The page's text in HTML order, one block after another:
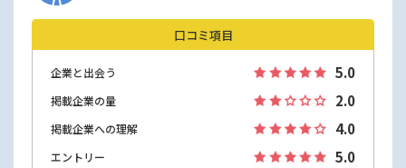
口コミ項目
企業と出会う 5.0
掲載企業の量 2.0
掲載企業への理解 4.0
エントリー 5.0